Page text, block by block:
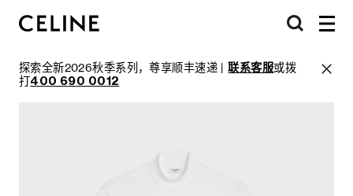
探索全新2026秋季系列，尊享顺丰速递 |联系客服或拨
打400 690 0012